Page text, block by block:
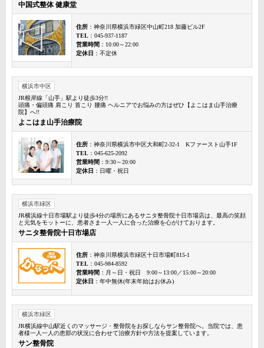
中国式整体 健康堂
住所 ：神奈川県横浜市緑区中山町218 加藤ビル2F
TEL ：045-937-1187
営業時間 ：10:00～22:00
定休日 ：不定休
横浜市中区
JR根岸線「山手」駅より徒歩3分!!
頭痛・偏頭痛 肩こり 首こり 腰痛 ヘルニアでお悩みの方はぜひ【よこはま山手治療
院】へ!!
よこはま山手治療院
住所 ：神奈川県横浜市中区大和町2-32-1 Kファースト山手1F
TEL ：045-625-2092
営業時間 ：9:30～20:00
定休日 ：日曜・祝日
横浜市緑区
JR横浜線十日市場駅より徒歩4分の場所にあるサニタ整骨院十日市場店は、最高の笑顔
と元気をモットーに、患者さま一人一人に合った治療を心がけております。
サニタ整骨院十日市場店
住所 ：神奈川県横浜市緑区十日市場町815-1
TEL ：045-984-8592
営業時間 ：月～日・祝日 9:00～13:00／15:00～20:00
定休日 ：年中無休(年末年始はお休み)
横浜市緑区
JR横浜線中山駅近くのマッサージ・整骨院をお探しならサン整骨院へ。当院では、患
者様一人一人の患部の状況に合わせて治療方針や方法を提案しています。
サン整骨院